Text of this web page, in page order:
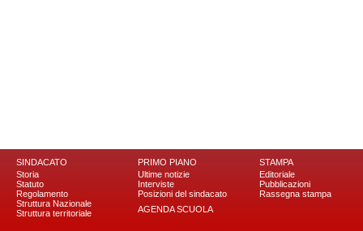
SINDACATO
Storia
Statuto
Regolamento
Struttura Nazionale
Struttura territoriale
PRIMO PIANO
Ultime notizie
Interviste
Posizioni del sindacato
AGENDA SCUOLA
STAMPA
Editoriale
Pubblicazioni
Rassegna stampa